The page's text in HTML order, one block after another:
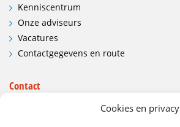
Cookies en privacy
Kenniscentrum
Onze adviseurs
Vacatures
Contactgegevens en route
Contact
Wij hebben vestigingen in: